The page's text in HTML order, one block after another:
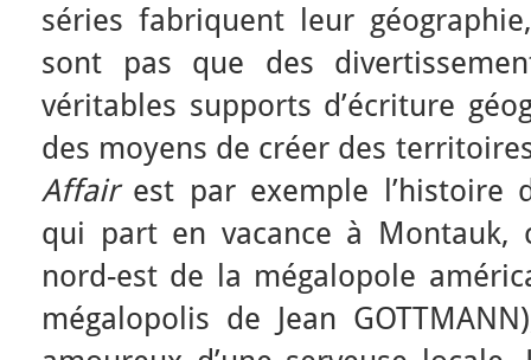
séries fabriquent leur
sont pas que des
véritables supports d’écriture
des moyens de créer des
Affairest par exemple l’histoire
qui part en vacance à Montauk,
nord-est de la mégalopole
mégalopolis de Jean